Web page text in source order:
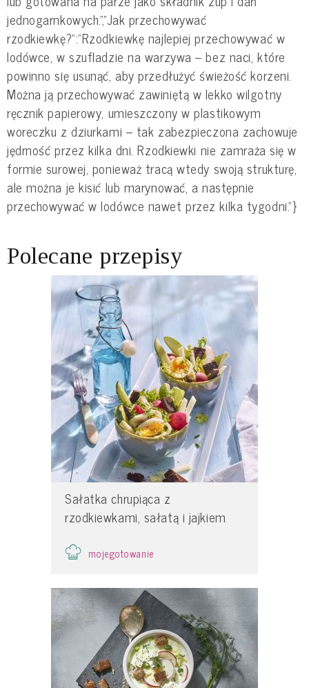
jednogarnkowych.","Jak przechowywać
rzodkiewkę?":"Rzodkiewkę najlepiej przechowywać w
lodówce, w szufladzie na warzywa – bez naci, które
powinno się usunąć, aby przedłużyć świeżość korzeni.
Można ją przechowywać zawiniętą w lekko wilgotny
ręcznik papierowy, umieszczony w plastikowym
woreczku z dziurkami – tak zabezpieczona zachowuje
jędrność przez kilka dni. Rzodkiewki nie zamraża się w
formie surowej, ponieważ tracą wtedy swoją strukturę,
ale można je kisić lub marynować, a następnie
przechowywać w lodówce nawet przez kilka tygodni."}
Polecane przepisy
Sałatka chrupiąca z
rzodkiewkami, sałatą i jajkiem
mojegotowanie